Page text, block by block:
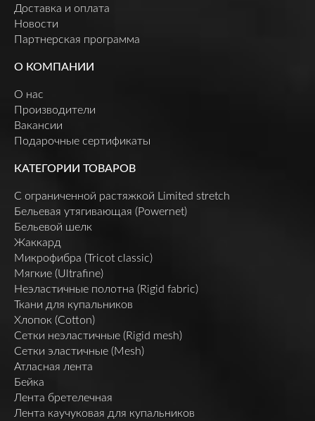
Доставка и оплата
Новости
Партнерская программа
О КОМПАНИИ
О нас
Производители
Вакансии
Подарочные сертификаты
КАТЕГОРИИ ТОВАРОВ
C ограниченной растяжкой Limited stretch
Бельевая утягивающая (Powernet)
Бельевой шелк
Жаккард
Микрофибра (Tricot classic)
Мягкие (Ultrafine)
Неэластичные полотна (Rigid fabric)
Ткани для купальников
Хлопок (Cotton)
Сетки неэластичные (Rigid mesh)
Сетки эластичные (Mesh)
Атласная лента
Бейка
Лента бретелечная
Лента каучуковая для купальников